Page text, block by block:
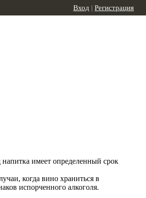
Вход | Регистрация
имеет определенный срок
когда вино храниться в
испорченного алкоголя.